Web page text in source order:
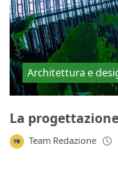
Architettura e
La
Team Redazione